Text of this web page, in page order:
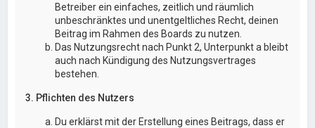
Betreiber ein einfaches, zeitlich und räumlich
unbeschränktes und unentgeltliches Recht, deinen
Beitrag im Rahmen des Boards zu nutzen.
Das Nutzungsrecht nach Punkt 2, Unterpunkt a bleibt
auch nach Kündigung des Nutzungsvertrages
bestehen.
3. Pflichten des Nutzers
Du erklärst mit der Erstellung eines Beitrags, dass er